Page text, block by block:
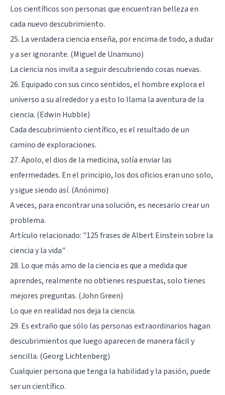
Los científicos son personas que encuentran belleza en
cada nuevo descubrimiento.
25. La verdadera ciencia enseña, por encima de todo, a dudar
y a ser ignorante. (Miguel de Unamuno)
La ciencia nos invita a seguir descubriendo cosas nuevas.
26. Equipado con sus cinco sentidos, el hombre explora el
universo a su alrededor y a esto lo llama la aventura de la
ciencia. (Edwin Hubble)
Cada descubrimiento científico, es el resultado de un
camino de exploraciones.
27. Apolo, el dios de la medicina, solía enviar las
enfermedades. En el principio, los dos oficios eran uno solo,
y sigue siendo así. (Anónimo)
A veces, para encontrar una solución, es necesario crear un
problema.
Artículo relacionado: "125 frases de Albert Einstein sobre la
ciencia y la vida"
28. Lo que más amo de la ciencia es que a medida que
aprendes, realmente no obtienes respuestas, solo tienes
mejores preguntas. (John Green)
Lo que en realidad nos deja la ciencia.
29. Es extraño que sólo las personas extraordinarios hagan
descubrimientos que luego aparecen de manera fácil y
sencilla. (Georg Lichtenberg)
Cualquier persona que tenga la habilidad y la pasión, puede
ser un científico.